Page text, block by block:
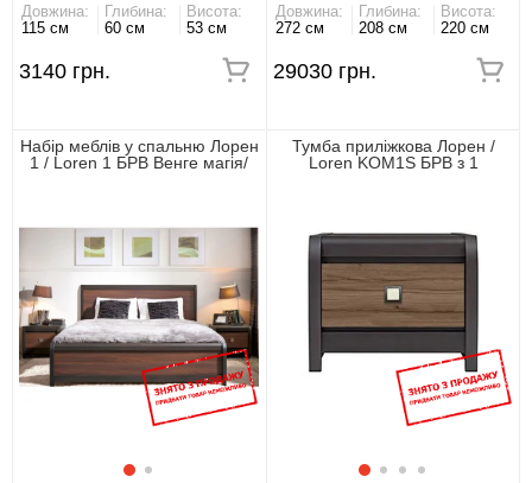
Довжина:
115 см
Глибина:
60 см
Висота:
53 см
3140 грн.
Довжина:
272 см
Глибина:
208 см
Висота:
220 см
29030 грн.
Набір меблів у спальню Лорен
1 / Loren 1 БРВ Венге магія/
Тумба приліжкова Лорен /
Loren KOM1S БРВ з 1